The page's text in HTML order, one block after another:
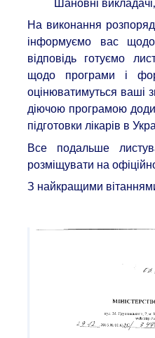
На виконання
інформуємо вас
відповідь готуємо
щодо програми і
оцінюватимуться ваші
діючою програмою
підготовки лікарів в
Все подальше
розміщувати на
З найкращими